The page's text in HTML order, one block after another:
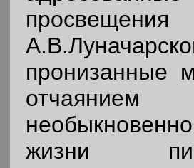
пронизанные
жизни